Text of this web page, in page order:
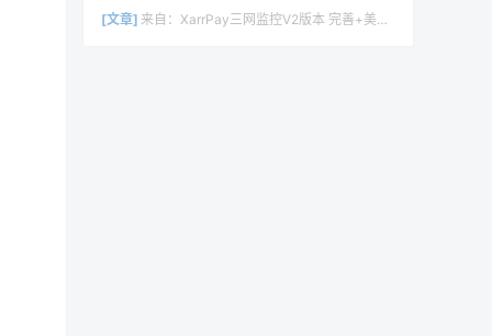
[文章] 来自： XarrPay三网监控V2版本 完善+美化+日志